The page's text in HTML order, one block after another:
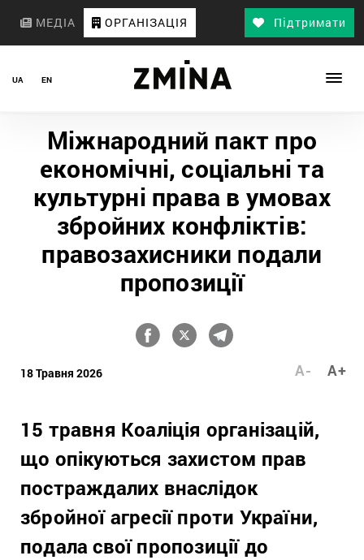
МЕДІА ОРГАНІЗАЦІЯ Підтримати
UA EN
Міжнародний пакт про
економічні, соціальні та
культурні права в умовах
збройних конфліктів:
правозахисники подали
пропозиції
18 Травня 2026 A+
A-
15 травня Коаліція організацій,
що опікуються захистом прав
постраждалих внаслідок
збройної агресії проти України,
подала свої пропозиції до